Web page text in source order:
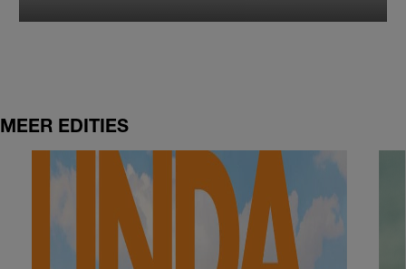
MEER EDITIES